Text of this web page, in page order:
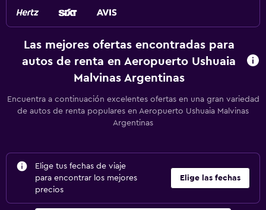
Las mejores ofertas encontradas para
autos de renta en Aeropuerto Ushuaia
Malvinas Argentinas
Encuentra a continuación excelentes ofertas en una gran variedad
de autos de renta populares en Aeropuerto Ushuaia Malvinas
Argentinas
Elige tus fechas de viaje
para encontrar los mejores
precios
Elige las fechas